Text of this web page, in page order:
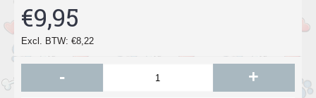
€9,95
Excl. BTW: €8,22
- +